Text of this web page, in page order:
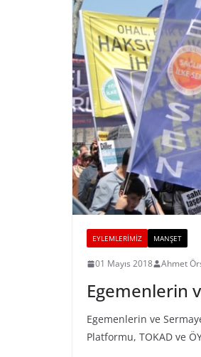
EYLEMLERIMIZ MANŞET
01 Mayıs 2018 Ahmet
Egemenlerin
Egemenlerin ve
Platformu, TOKAD ve